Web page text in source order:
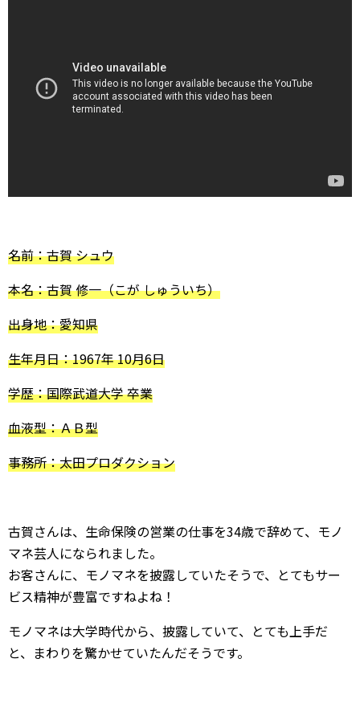
名前：古賀 シュウ
本名：古賀 修一（こが しゅういち）
出身地：愛知県
生年月日：1967年 10月6日
学歴：国際武道大学 卒業
血液型：ＡＢ型
事務所：太田プロダクション
古賀さんは、生命保険の営業の仕事を34歳で辞めて、モノ
マネ芸人になられました。
お客さんに、モノマネを披露していたそうで、とてもサー
ビス精神が豊富ですねよね！
モノマネは大学時代から、披露していて、とても上手だ
と、まわりを驚かせていたんだそうです。